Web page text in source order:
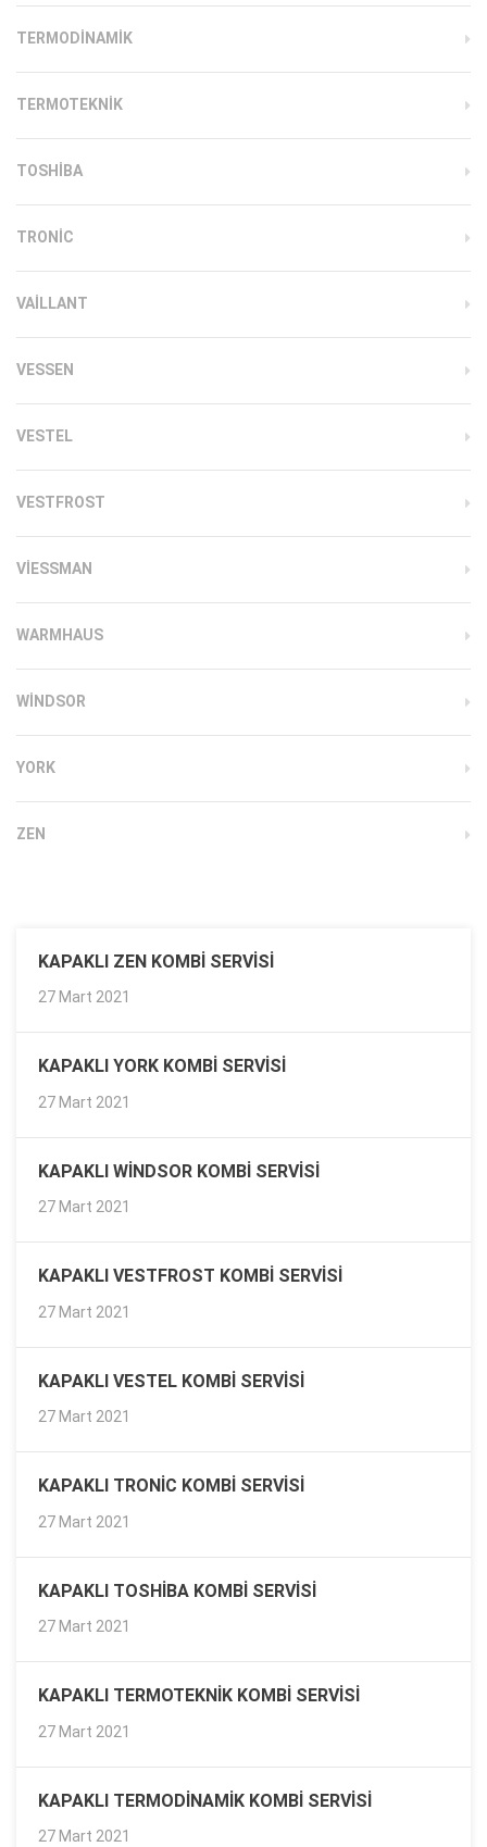
TERMODINAMIK
TERMOTEKNIK
TOSHIBA
TRONIC
VAILLANT
VESSEN
VESTEL
VESTFROST
VIESSMAN
WARMHAUS
WINDSOR
YORK
ZEN
KAPAKLI ZEN KOMBI SERVISI
27 Mart 2021
KAPAKLI YORK KOMBI SERVISI
27 Mart 2021
KAPAKLI WINDSOR KOMBI SERVISI
27 Mart 2021
KAPAKLI VESTFROST KOMBI SERVISI
27 Mart 2021
KAPAKLI VESTEL KOMBI SERVISI
27 Mart 2021
KAPAKLI TRONIC KOMBI SERVISI
27 Mart 2021
KAPAKLI TOSHIBA KOMBI SERVISI
27 Mart 2021
KAPAKLI TERMOTEKNIK KOMBI SERVISI
27 Mart 2021
KAPAKLI TERMODINAMIK KOMBI SERVISI
27 Mart 2021